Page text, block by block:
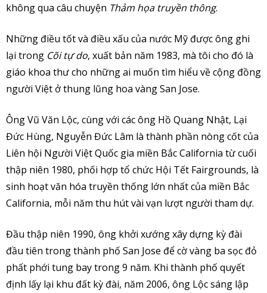
không qua câu chuyện Thảm họa truyền thông.
Những điều tốt và điều xấu của nước Mỹ được ông ghi
lại trong Cõi tự do, xuất bản năm 1983, mà tôi cho đó là
giáo khoa thư cho những ai muốn tìm hiểu về cộng đồng
người Việt ở thung lũng hoa vàng San Jose.
Ông Vũ Văn Lộc, cùng với các ông Hồ Quang Nhật, Lại
Đức Hùng, Nguyễn Đức Lâm là thành phần nòng cốt của
Liên hội Người Việt Quốc gia miền Bắc California từ cuối
thập niên 1980, phối hợp tổ chức Hội Tết Fairgrounds, là
sinh hoạt văn hóa truyền thống lớn nhất của miền Bắc
California, mỗi năm thu hút vài vạn lượt người tham dự.
Đầu thập niên 1990, ông khởi xướng xây dựng kỳ đài
đầu tiên trong thành phố San Jose để cờ vàng ba sọc đỏ
phất phới tung bay trong 9 năm. Khi thành phố quyết
định lấy lại khu đất kỳ đài, năm 2006, ông Lộc sáng lập